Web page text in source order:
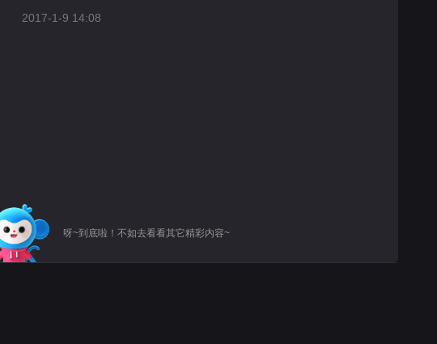
2017-1-9 14:08
呀~到底啦！不如去看看其它精彩内容~